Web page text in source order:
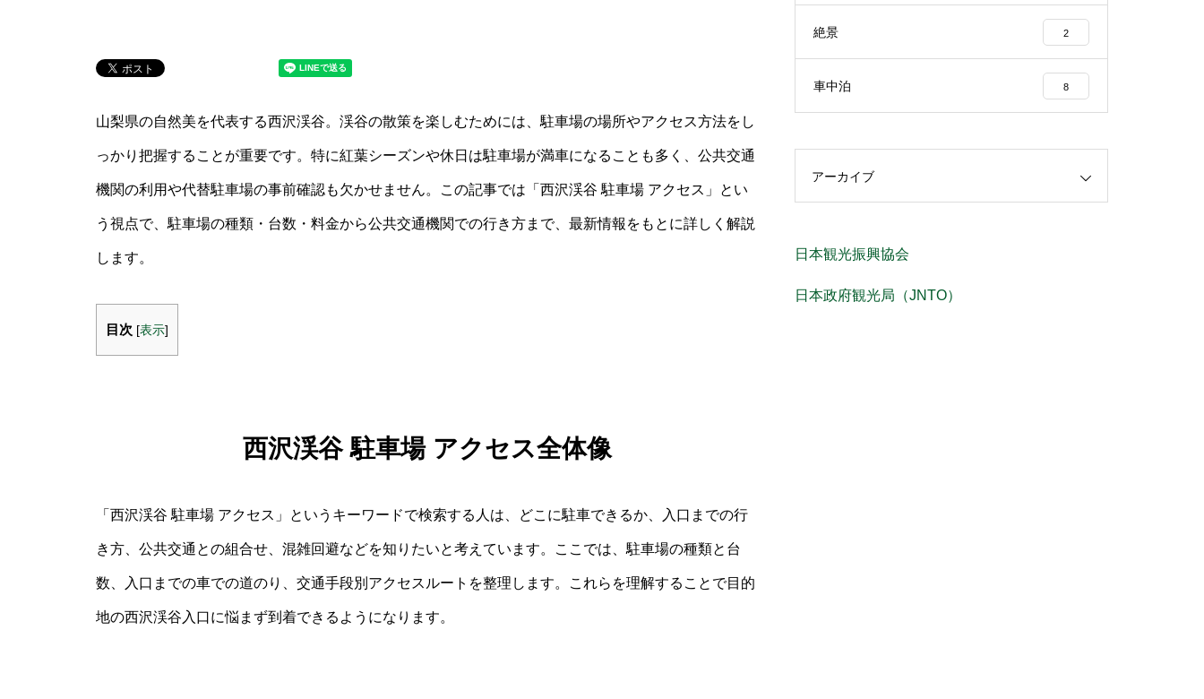
山梨県の自然美を代表する西沢渓谷。渓谷の散策を楽しむためには、駐車場の場所やアクセス方法をし
っかり把握することが重要です。特に紅葉シーズンや休日は駐車場が満車になることも多く、公共交通
機関の利用や代替駐車場の事前確認も欠かせません。この記事では「西沢渓谷 駐車場 アクセス」とい
う視点で、駐車場の種類・台数・料金から公共交通機関での行き方まで、最新情報をもとに詳しく解説
します。
目次 [表示]
西沢渓谷 駐車場 アクセス全体像
「西沢渓谷 駐車場 アクセス」というキーワードで検索する人は、どこに駐車できるか、入口までの行
き方、公共交通との組合せ、混雑回避などを知りたいと考えています。ここでは、駐車場の種類と台
数、入口までの車での道のり、交通手段別アクセスルートを整理します。これらを理解することで目的
地の西沢渓谷入口に悩まず到着できるようになります。
絶景 2
車中泊 8
アーカイブ
日本観光振興協会
日本政府観光局（JNTO）